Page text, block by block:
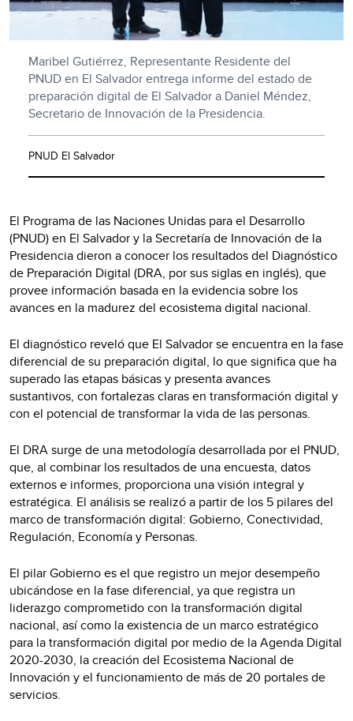
Maribel Gutiérrez, Representante Residente del
PNUD en El Salvador entrega informe del estado de
preparación digital de El Salvador a Daniel Méndez,
Secretario de Innovación de la Presidencia.
PNUD El Salvador
El Programa de las Naciones Unidas para el Desarrollo
(PNUD) en El Salvador y la Secretaría de Innovación de la
Presidencia dieron a conocer los resultados del Diagnóstico
de Preparación Digital (DRA, por sus siglas en inglés), que
provee información basada en la evidencia sobre los
avances en la madurez del ecosistema digital nacional.
El diagnóstico reveló que El Salvador se encuentra en la fase
diferencial de su preparación digital, lo que significa que ha
superado las etapas básicas y presenta avances
sustantivos, con fortalezas claras en transformación digital y
con el potencial de transformar la vida de las personas.
El DRA surge de una metodología desarrollada por el PNUD,
que, al combinar los resultados de una encuesta, datos
externos e informes, proporciona una visión integral y
estratégica. El análisis se realizó a partir de los 5 pilares del
marco de transformación digital: Gobierno, Conectividad,
Regulación, Economía y Personas.
El pilar Gobierno es el que registro un mejor desempeño
ubicándose en la fase diferencial, ya que registra un
liderazgo comprometido con la transformación digital
nacional, así como la existencia de un marco estratégico
para la transformación digital por medio de la Agenda Digital
2020-2030, la creación del Ecosistema Nacional de
Innovación y el funcionamiento de más de 20 portales de
servicios.